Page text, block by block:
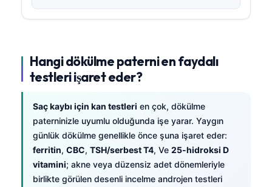
Hangi dökülme paterni en faydalı
testleri işaret eder?
Saç kaybı için kan testleri en çok, dökülme
paterninizle uyumlu olduğunda işe yarar. Yaygın
günlük dökülme genellikle önce şuna işaret eder:
ferritin, CBC, TSH/serbest T4, Ve 25-hidroksi D
vitamini; akne veya düzensiz adet dönemleriyle
birlikte görülen desenli incelme androjen testleri